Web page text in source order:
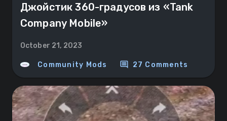
Джойстик 360-градусов из «Tank
Company Mobile»
October 21, 2023
Community Mods comment 27 Comments